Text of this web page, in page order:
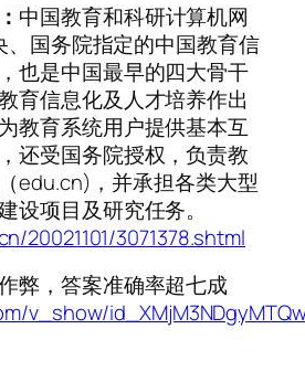
中国教育和科研计算机网
、国务院指定的中国教育信
也是中国最早的四大骨干
育信息化及人才培养作出
教育系统用户提供基本互
还受国务院授权，负责教
edu.cn)，并承担各类大型
设项目及研究任务。
20021101/3071378.shtml
弊，答案准确率超七成
v_show/